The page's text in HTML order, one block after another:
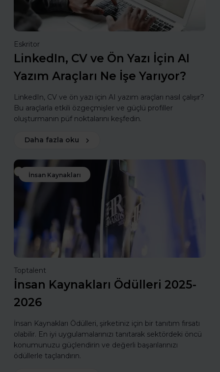
Eskritor
LinkedIn, CV ve Ön Yazı İçin AI
Yazım Araçları Ne İşe Yarıyor?
LinkedIn, CV ve ön yazı için AI yazım araçları nasıl çalışır?
Bu araçlarla etkili özgeçmişler ve güçlü profiller
oluşturmanın püf noktalarını keşfedin.
Daha fazla oku
İnsan Kaynakları
Toptalent
İnsan Kaynakları Ödülleri 2025-
2026
İnsan Kaynakları Ödülleri, şirketiniz için bir tanıtım fırsatı
olabilir. En iyi uygulamalarınızı tanıtarak sektördeki öncü
konumunuzu güçlendirin ve değerli başarılarınızı
ödüllerle taçlandırın.